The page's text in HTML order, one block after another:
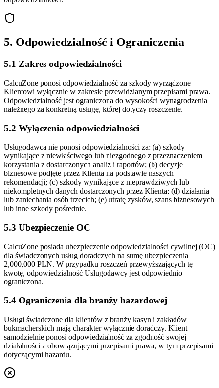
5. Odpowiedzialność i Ograniczenia
5.1 Zakres odpowiedzialności
CalcuZone ponosi odpowiedzialność za szkody wyrządzone
Klientowi wyłącznie w zakresie przewidzianym przepisami prawa.
Odpowiedzialność jest ograniczona do wysokości wynagrodzenia
należnego za konkretną usługę, której dotyczy roszczenie.
5.2 Wyłączenia odpowiedzialności
Usługodawca nie ponosi odpowiedzialności za: (a) szkody
wynikające z niewłaściwego lub niezgodnego z przeznaczeniem
korzystania z dostarczonych analiz i raportów; (b) decyzje
biznesowe podjęte przez Klienta na podstawie naszych
rekomendacji; (c) szkody wynikające z nieprawdziwych lub
niekompletnych danych dostarczonych przez Klienta; (d) działania
lub zaniechania osób trzecich; (e) utratę zysków, szans biznesowych
lub inne szkody pośrednie.
5.3 Ubezpieczenie OC
CalcuZone posiada ubezpieczenie odpowiedzialności cywilnej (OC)
dla świadczonych usług doradczych na sumę ubezpieczenia
2,000,000 PLN. W przypadku roszczeń przewyższających tę
kwotę, odpowiedzialność Usługodawcy jest odpowiednio
ograniczona.
5.4 Ograniczenia dla branży hazardowej
Usługi świadczone dla klientów z branży kasyn i zakładów
bukmacherskich mają charakter wyłącznie doradczy. Klient
samodzielnie ponosi odpowiedzialność za zgodność swojej
działalności z obowiązującymi przepisami prawa, w tym przepisami
dotyczącymi hazardu.